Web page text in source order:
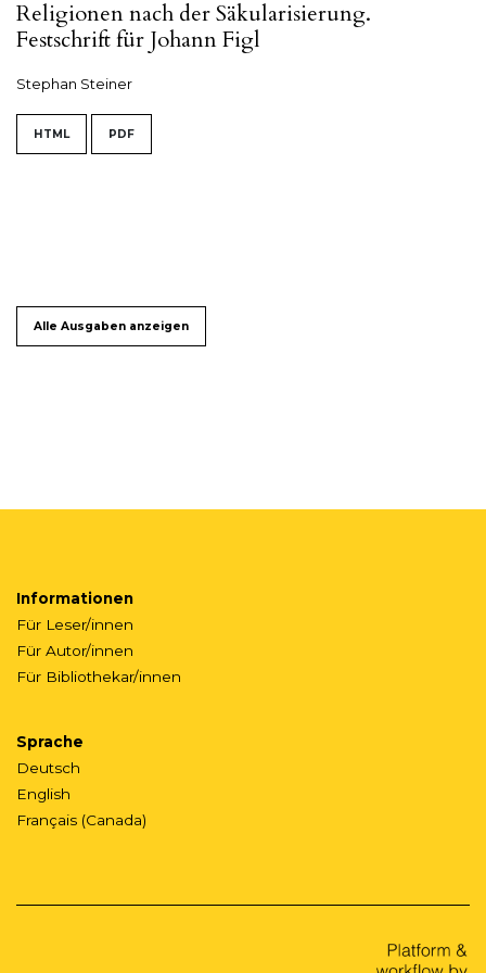
Religionen nach der Säkularisierung.
Festschrift für Johann Figl
Stephan Steiner
HTML PDF
Alle Ausgaben anzeigen
Informationen
Für Leser/innen
Für Autor/innen
Für Bibliothekar/innen
Sprache
Deutsch
English
Français (Canada)